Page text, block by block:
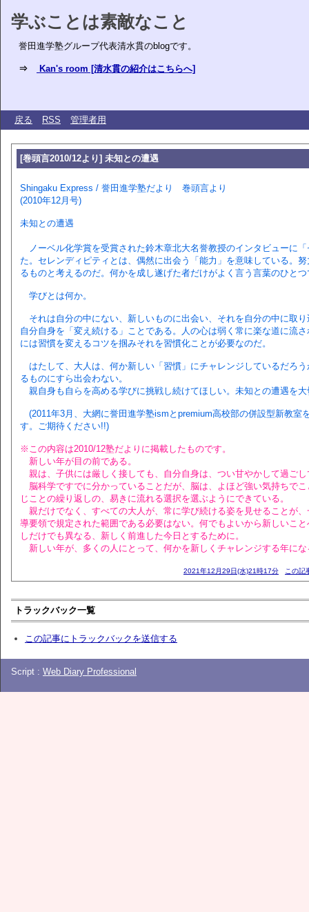
学ぶことは素敵なこと
誉田進学塾グループ代表清水貫のblogです。
⇒ Kan's room [清水貫の紹介はこちらへ]
戻る RSS 管理者用
[巻頭言2010/12より] 未知との遭遇
Shingaku Express / 誉田進学塾だより 巻頭言より
(2010年12月号)
未知との遭遇
ノーベル化学賞を受賞された鈴木章北大名誉教授のインタビューに
た。セレンディピティとは、偶然に出会う「能力」を意味している。
るものと考えるのだ。何かを成し遂げた者だけがよく言う言葉のひと
学びとは何か。
それは自分の中にない、新しいものに出会い、それを自分の中に取
自分自身を「変え続ける」ことである。人の心は弱く常に楽な道に流
には習慣を変えるコツを掴みそれを習慣化ことが必要なのだ。
はたして、大人は、何か新しい「習慣」にチャレンジしているだろ
るものにすら出会わない。
親自身も自らを高める学びに挑戦し続けてほしい。未知との遭遇を大
(2011年3月、大網に誉田進学塾ismとpremium高校部の併設型新教室
す。ご期待ください!!)
※この内容は2010/12塾だよりに掲載したものです。
新しい年が目の前である。
親は、子供には厳しく接しても、自分自身は、つい甘やかして過ご
脳科学ですでに分かっていることだが、脳は、よほど強い気持ちで
じことの繰り返しの、易きに流れる選択を選ぶようにできている。
親だけでなく、すべての大人が、常に学び続ける姿を見せることが
導要領で規定された範囲である必要はない。何でもよいから新しいこ
しだけでも異なる、新しく前進した今日とするために。
新しい年が、多くの人にとって、何かを新しくチャレンジする年に
2021年12月29日(水)21時17分 この記
トラックバック一覧
この記事にトラックバックを送信する
Script : Web Diary Professional